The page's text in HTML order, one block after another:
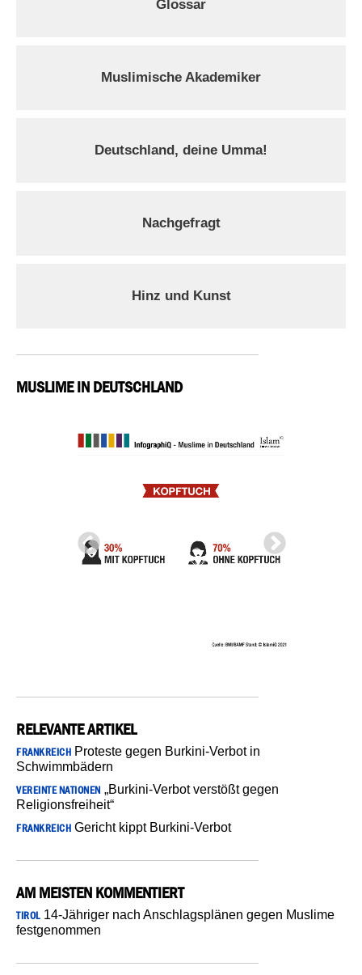
Glossar
Muslimische Akademiker
Deutschland, deine Umma!
Nachgefragt
Hinz und Kunst
MUSLIME IN DEUTSCHLAND
RELEVANTE ARTIKEL
FRANKREICH Proteste gegen Burkini-Verbot in
Schwimmbädern
VEREINTE NATIONEN „Burkini-Verbot verstößt gegen
Religionsfreiheit“
FRANKREICH Gericht kippt Burkini-Verbot
AM MEISTEN KOMMENTIERT
TIROL14-Jähriger nach Anschlagsplänen gegen Muslime
festgenommen